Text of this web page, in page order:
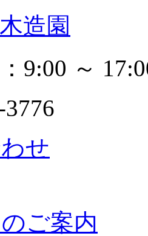
造園
9:00 ～
せ
ご案内